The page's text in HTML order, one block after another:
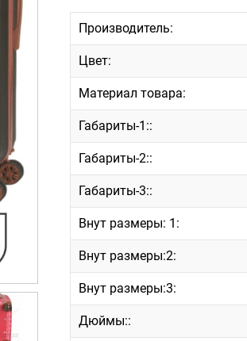
Производитель:
Цвет:
Материал товара:
Габариты-1::
Габариты-2::
Габариты-3::
Внут размеры: 1:
Внут размеры:2:
Внут размеры:3:
Дюймы::